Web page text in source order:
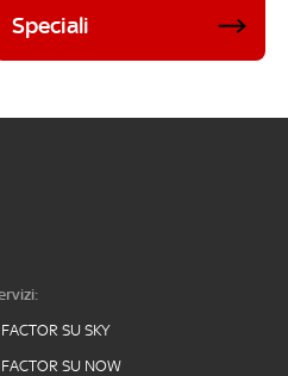
Speciali
SU SKY
SU NOW